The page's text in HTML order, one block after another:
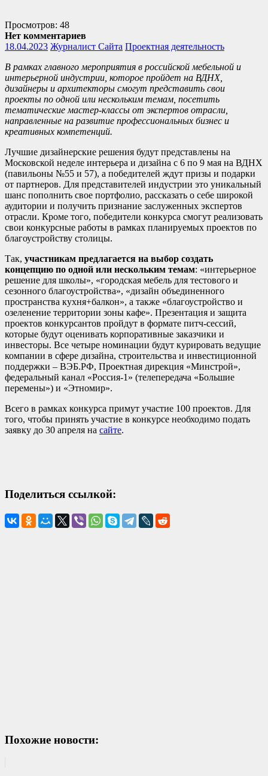
Просмотров: 48
Нет комментариев
18.04.2023 Журналист Сайта Проектная деятельность
В рамках главного мероприятия в российской мебельной и
интерьерной индустрии, которое пройдет на ВДНХ,
дизайнеры и архитекторы смогут представить свои
проекты по одной или нескольким темам, посетить
тематические мастер-классы от экспертов отрасли,
направленные на развитие профессиональных бизнес и
креативных компетенций.
Лучшие дизайнерские решения будут представлены на
Московской неделе интерьера и дизайна с 6 по 9 мая на ВДНХ
(павильоны №55 и 57), а победителей ждут призы и подарки
от партнеров. Для представителей индустрии это уникальный
шанс пополнить свое портфолио, рассказать о себе широкой
аудитории и получить признание заслуженных экспертов
отрасли. Кроме того, победители конкурса смогут реализовать
свои конкурсные работы в рамках планируемых проектов по
благоустройству столицы.
Так, участникам предлагается на выбор создать
концепцию по одной или нескольким темам: «интерьерное
решение для школы», «городская мебель для тестового и
сезонного благоустройства», «дизайн объединенного
пространства кухня+балкон», а также «благоустройство и
озеленение территории зоны кафе». Презентация и защита
проектов конкурсантов пройдут в формате питч-сессий,
которые будут оценивать корпоративные заказчики и
инвесторы. Все четыре номинации будут курировать ведущие
компании в сфере дизайна, строительства и инвестиционной
поддержки – ВЭБ.РФ, Проектная дирекция «Минстрой»,
федеральный канал «Россия-1» (телепередача «Большие
перемены») и «Этномир».
Всего в рамках конкурса примут участие 100 проектов. Для
того, чтобы принять участие в конкурсе необходимо подать
заявку до 30 апреля на сайте.
Поделиться ссылкой:
Похожие новости: